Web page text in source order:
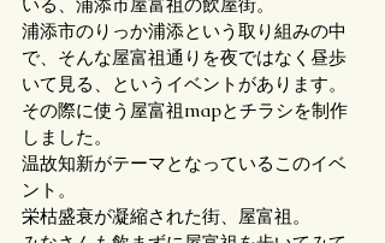
浦添市のりっか浦添という取り組みの中
で、そんな屋富祖通りを夜ではなく昼歩
いて見る、というイベントがあります。
その際に使う屋富祖mapとチラシを制作
しました。
温故知新がテーマとなっているこのイベ
ント。
栄枯盛衰が凝縮された街、屋富祖。